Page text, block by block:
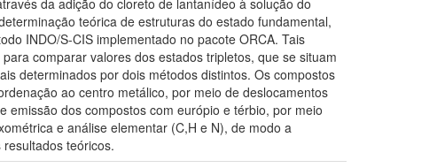
da adição do cloreto de lantanídeo à solução do
teórica de estruturas do estado fundamental,
INDO/S-CIS implementado no pacote ORCA. Tais
comparar valores dos estados tripletos, que se situam
determinados por dois métodos distintos. Os compostos
ao centro metálico, por meio de deslocamentos
dos compostos com európio e térbio, por meio
e análise elementar (C,H e N), de modo a
teóricos.